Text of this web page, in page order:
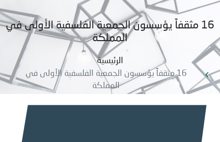
16 مثقفاً يؤسسون الجمعية الفلسفية الأولى في
المملكة
الرئيسية
16 مثقفاً يؤسسون الجمعية الفلسفية الأولى في
المملكة